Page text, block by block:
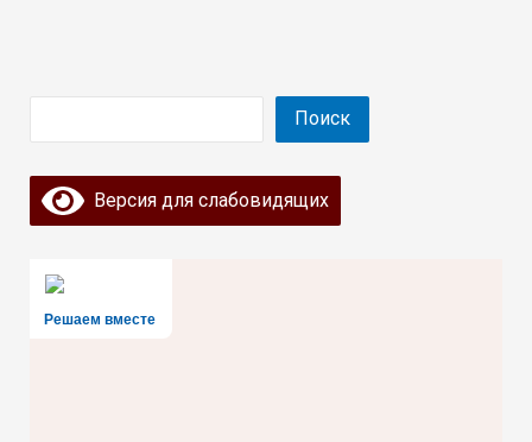
Поиск
Версия для слабовидящих
Решаем вместе